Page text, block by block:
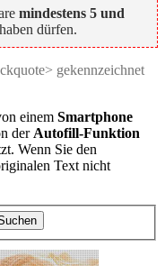
mindestens 5 und
haben dürfen.
gekennzeichnet
einem Smartphone
der Autofill-Funktion
Wenn Sie den
Text nicht